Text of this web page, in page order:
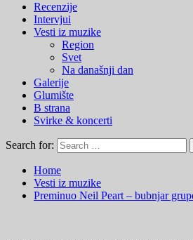
Recenzije
Intervjui
Vesti iz muzike
Region
Svet
Na današnji dan
Galerije
Glumište
B strana
Svirke & koncerti
Search for:
Home
Vesti iz muzike
Preminuo Neil Peart – bubnjar